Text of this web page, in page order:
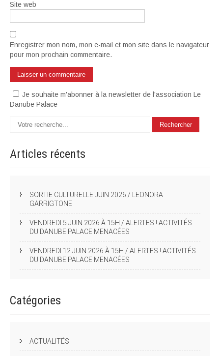
Site web
Enregistrer mon nom, mon e-mail et mon site dans le navigateur
pour mon prochain commentaire.
Je souhaite m'abonner à la newsletter de l'association Le
Danube Palace
Articles récents
SORTIE CULTURELLE JUIN 2026 / LEONORA
GARRIGTONE
VENDREDI 5 JUIN 2026 À 15H / ALERTES ! ACTIVITÉS
DU DANUBE PALACE MENACÉES
VENDREDI 12 JUIN 2026 À 15H / ALERTES ! ACTIVITÉS
DU DANUBE PALACE MENACÉES
Catégories
ACTUALITÉS